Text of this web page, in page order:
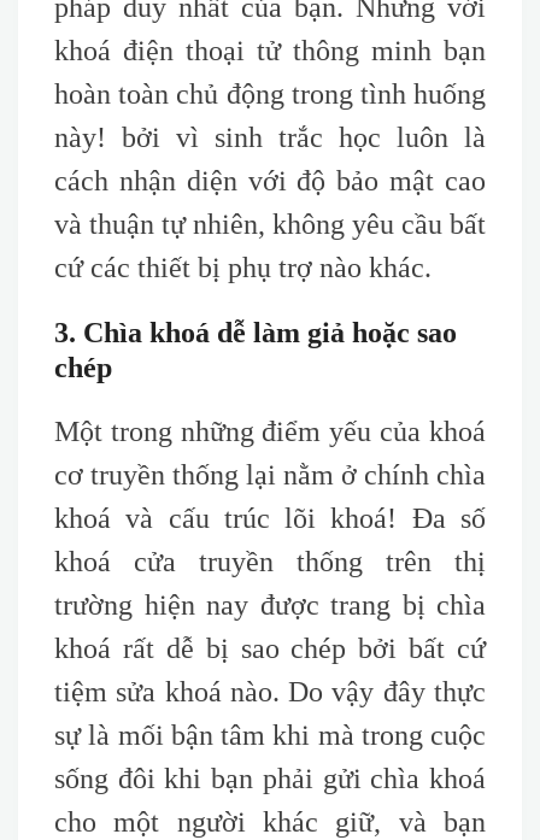
pháp duy nhất của bạn. Nhưng với
khoá điện thoại tử thông minh bạn
hoàn toàn chủ động trong tình huống
này! bởi vì sinh trắc học luôn là
cách nhận diện với độ bảo mật cao
và thuận tự nhiên, không yêu cầu bất
cứ các thiết bị phụ trợ nào khác.
3. Chìa khoá dễ làm giả hoặc sao
chép
Một trong những điểm yếu của khoá
cơ truyền thống lại nằm ở chính chìa
khoá và cấu trúc lõi khoá! Đa số
khoá cửa truyền thống trên thị
trường hiện nay được trang bị chìa
khoá rất dễ bị sao chép bởi bất cứ
tiệm sửa khoá nào. Do vậy đây thực
sự là mối bận tâm khi mà trong cuộc
sống đôi khi bạn phải gửi chìa khoá
cho một người khác giữ, và bạn